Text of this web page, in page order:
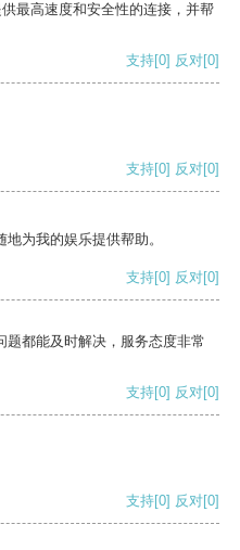
最高速度和安全性的连接，并帮
支持[0] 反对[0]
支持[0] 反对[0]
为我的娱乐提供帮助。
支持[0] 反对[0]
题都能及时解决，服务态度非常
支持[0] 反对[0]
支持[0] 反对[0]